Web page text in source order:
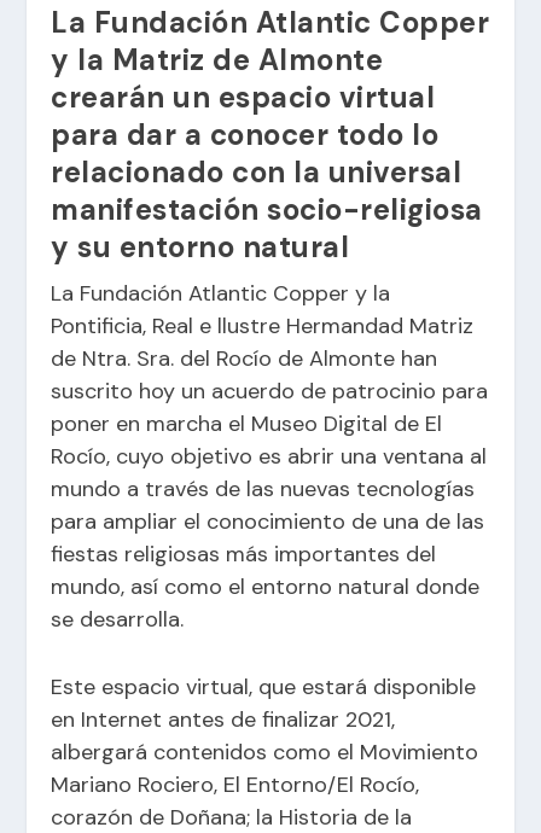
La Fundación Atlantic Copper
y la Matriz de Almonte
crearán un espacio virtual
para dar a conocer todo lo
relacionado con la universal
manifestación socio-religiosa
y su entorno natural
La Fundación Atlantic Copper y la
Pontificia, Real e llustre Hermandad Matriz
de Ntra. Sra. del Rocío de Almonte han
suscrito hoy un acuerdo de patrocinio para
poner en marcha el Museo Digital de El
Rocío, cuyo objetivo es abrir una ventana al
mundo a través de las nuevas tecnologías
para ampliar el conocimiento de una de las
fiestas religiosas más importantes del
mundo, así como el entorno natural donde
se desarrolla.
Este espacio virtual, que estará disponible
en Internet antes de finalizar 2021,
albergará contenidos como el Movimiento
Mariano Rociero, El Entorno/El Rocío,
corazón de Doñana; la Historia de la